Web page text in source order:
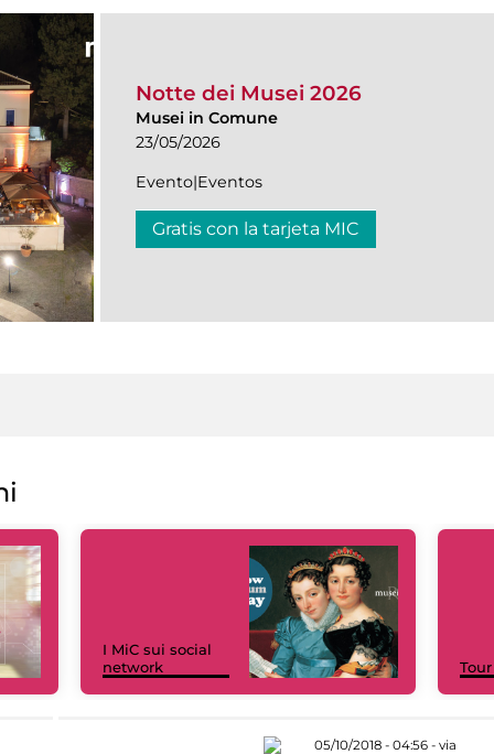
Notte dei Musei 2026
Musei in Comune
23/05/2026
Evento|Eventos
Gratis con la tarjeta MIC
I MiC sui social
network